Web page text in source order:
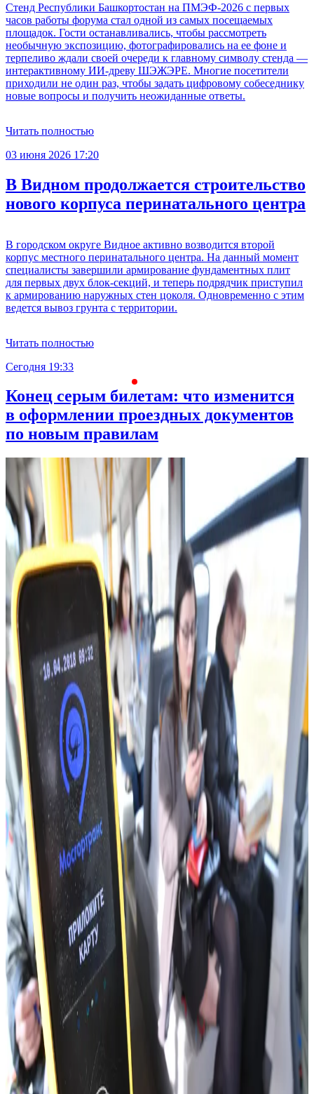
Стенд Республики Башкортостан на ПМЭФ-2026 с первых
часов работы форума стал одной из самых посещаемых
площадок. Гости останавливались, чтобы рассмотреть
необычную экспозицию, фотографировались на ее фоне и
терпеливо ждали своей очереди к главному символу стенда —
интерактивному ИИ-древу ШЭЖЭРЕ. Многие посетители
приходили не один раз, чтобы задать цифровому собеседнику
новые вопросы и получить неожиданные ответы.
Читать полностью
03 июня 2026 17:20
В Видном продолжается строительство
нового корпуса перинатального центра
В городском округе Видное активно возводится второй
корпус местного перинатального центра. На данный момент
специалисты завершили армирование фундаментных плит
для первых двух блок-секций, и теперь подрядчик приступил
к армированию наружных стен цоколя. Одновременно с этим
ведется вывоз грунта с территории.
Читать полностью
Сегодня 19:33
Конец серым билетам: что изменится
в оформлении проездных документов
по новым правилам